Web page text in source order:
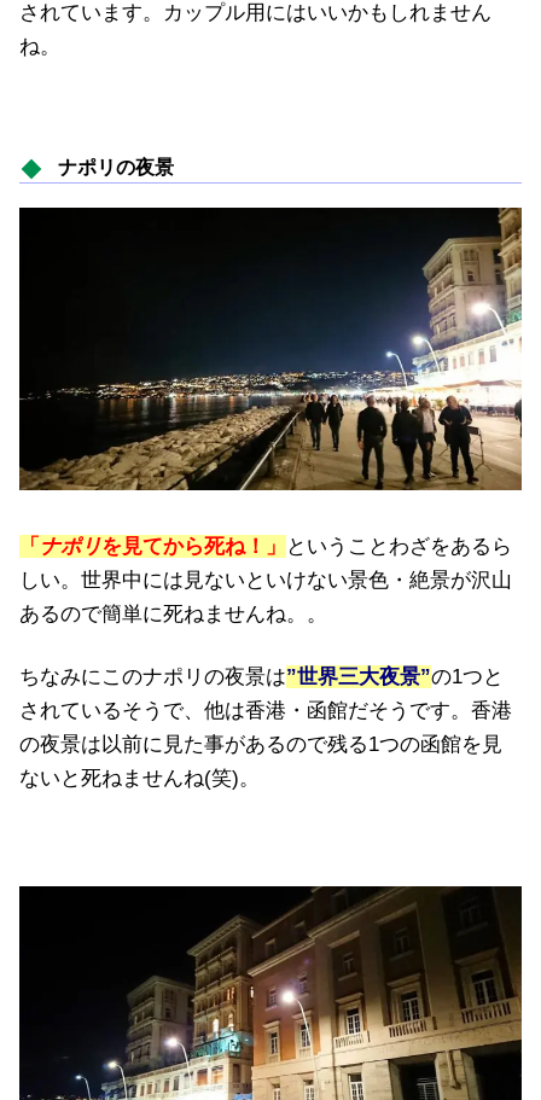
されています。カップル用にはいいかもしれません
ね。
ナポリの夜景
「 ナポリを見てから死ね！」
ということわざをあるら
しい。世界中には見ないといけない景色・絶景が沢山
あるので簡単に死ねませんね。。
ちなみにこのナポリの夜景は”世界三大夜景”の1つと
されているそうで、他は香港・函館だそうです。香港
の夜景は以前に見た事があるので残る1つの函館を見
ないと死ねませんね(笑)。